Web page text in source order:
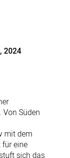
2024
Süden
mit dem
eine
sich das